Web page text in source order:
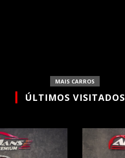
MAIS CARROS
ÚLTIMOS VISITADOS